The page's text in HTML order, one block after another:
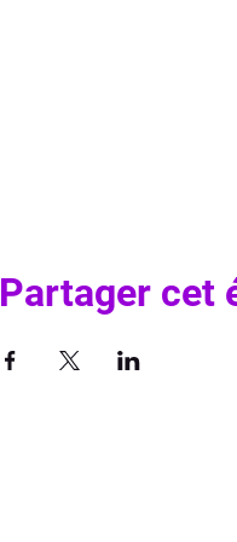
Partager cet